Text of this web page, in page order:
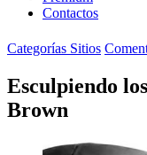
Contactos
Categorías Sitios
Esculpiendo
Brown